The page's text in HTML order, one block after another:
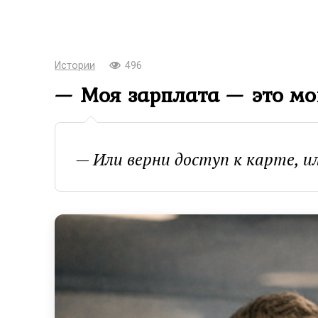
Истории 496
— Моя зарплата — это
— Или верни доступ к карте,